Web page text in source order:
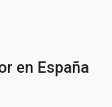
en España